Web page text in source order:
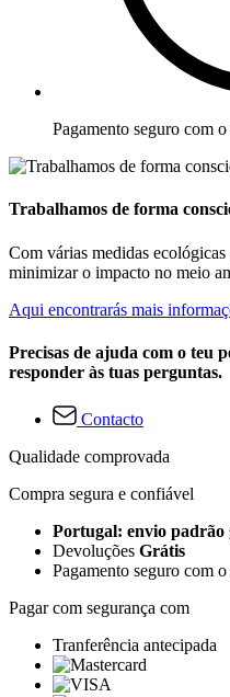
Pagamento seguro com
Trabalhamos de forma
Com várias medidas
minimizar o impacto no meio
Aqui encontrarás mais
Precisas de ajuda com o teu
responder às tuas perguntas.
Contacto
Qualidade comprovada
Compra segura e confiável
Portugal: envio
Devoluções Grátis
Pagamento seguro com
Pagar com segurança com
Tranferência antecipada